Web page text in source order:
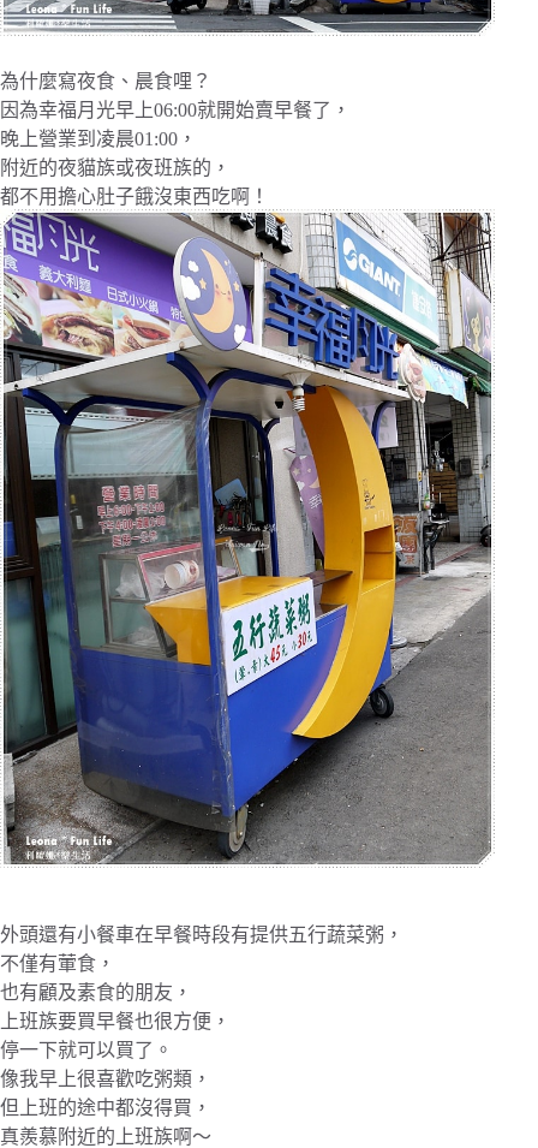
為什麼寫夜食、晨食哩？
因為幸福月光早上06:00就開始賣早餐了，
晚上營業到凌晨01:00，
附近的夜貓族或夜班族的，
都不用擔心肚子餓沒東西吃啊！
外頭還有小餐車在早餐時段有提供五行蔬菜粥，
不僅有葷食，
也有顧及素食的朋友，
上班族要買早餐也很方便，
停一下就可以買了。
像我早上很喜歡吃粥類，
但上班的途中都沒得買，
真羨慕附近的上班族啊～